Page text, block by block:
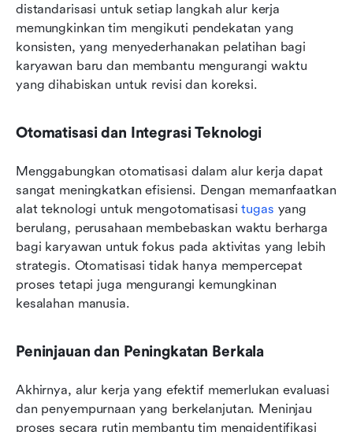
distandarisasi untuk setiap langkah alur kerja
memungkinkan tim mengikuti pendekatan yang
konsisten, yang menyederhanakan pelatihan bagi
karyawan baru dan membantu mengurangi waktu
yang dihabiskan untuk revisi dan koreksi.
Otomatisasi dan Integrasi Teknologi
Menggabungkan otomatisasi dalam alur kerja dapat
sangat meningkatkan efisiensi. Dengan memanfaatkan
alat teknologi untuk mengotomatisasi tugas yang
berulang, perusahaan membebaskan waktu berharga
bagi karyawan untuk fokus pada aktivitas yang lebih
strategis. Otomatisasi tidak hanya mempercepat
proses tetapi juga mengurangi kemungkinan
kesalahan manusia.
Peninjauan dan Peningkatan Berkala
Akhirnya, alur kerja yang efektif memerlukan evaluasi
dan penyempurnaan yang berkelanjutan. Meninjau